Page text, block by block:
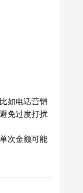
如电话营销
免过度打扰
次金额可能